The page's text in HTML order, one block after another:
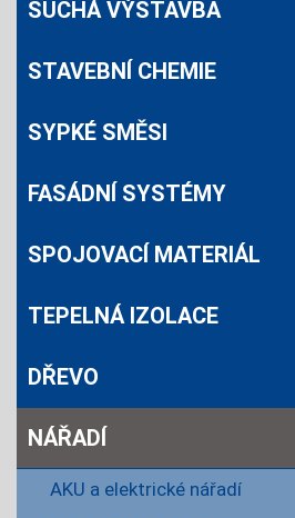
SUCHÁ VÝSTAVBA
STAVEBNÍ CHEMIE
SYPKÉ SMĚSI
FASÁDNÍ SYSTÉMY
SPOJOVACÍ MATERIÁL
TEPELNÁ IZOLACE
DŘEVO
NÁŘADÍ
AKU a elektrické nářadí